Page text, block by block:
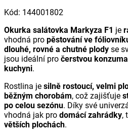
Kód: 144001802
Okurka salátovka Markyza F1 je
vhodná pro pěstování ve
dlouhé, rovné a chutné plody se
jsou ideální pro čerstvou
kuchyni.
Rostlina je silně rostoucí, velmi
běžným chorobám, což zajišťuje
po celou sezónu. Díky své
vhodná jak pro domácí zahrádky,
větších plochách.